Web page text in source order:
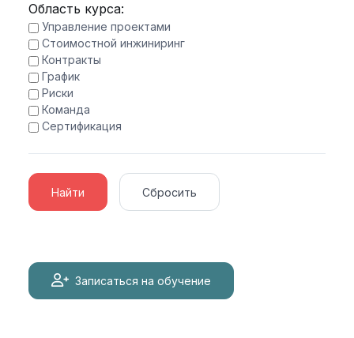
Область курса:
Управление проектами
Стоимостной инжиниринг
Контракты
График
Риски
Команда
Сертификация
Найти Сбросить
Записаться на обучение